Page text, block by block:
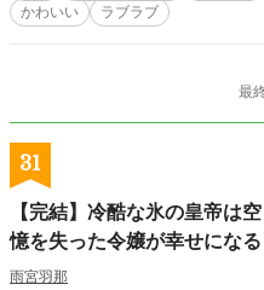
かわいい
ラブラブ
最
31
【完結】冷酷な氷の皇帝は
憶を失った令嬢が幸せにな
雨宮羽那